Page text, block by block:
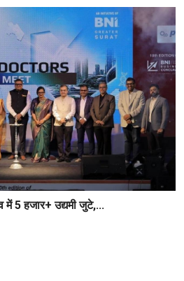
5 हजार+ उद्यमी जुटे,...